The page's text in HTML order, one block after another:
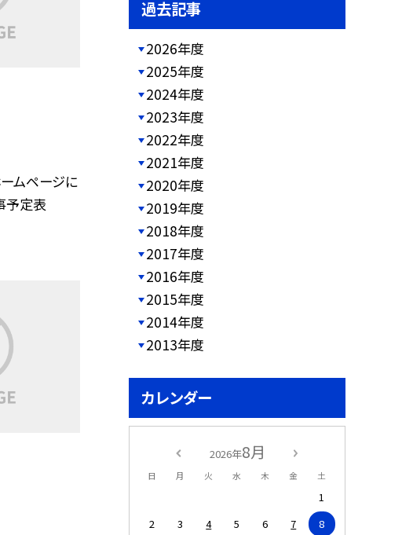
ームページに
予定表
過去記事
2026年度
2025年度
2024年度
2023年度
2022年度
2021年度
2020年度
2019年度
2018年度
2017年度
2016年度
2015年度
2014年度
2013年度
カレンダー
2026年8月
日 月 火 水 木 金 土
1
2
3 4 5 6 7
8